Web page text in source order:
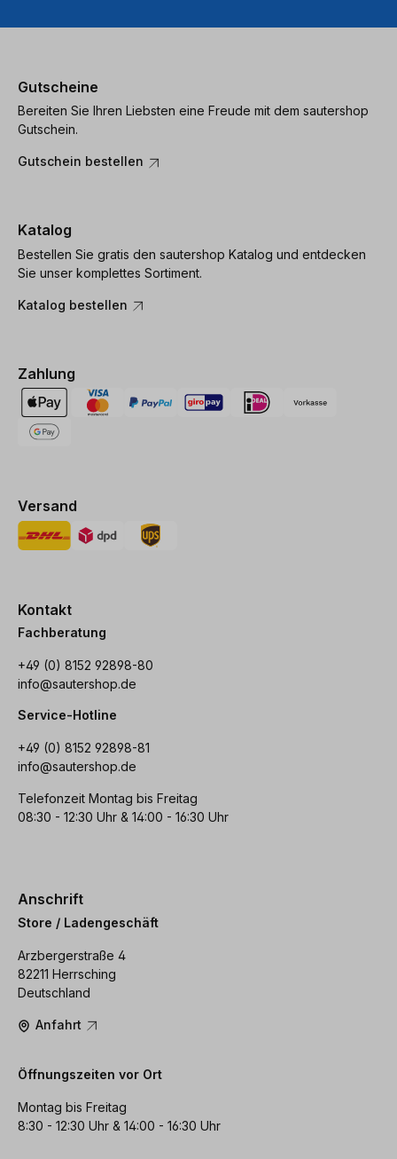
Gutscheine
Bereiten Sie Ihren Liebsten eine Freude mit dem sautershop
Gutschein.
Gutschein bestellen
Katalog
Bestellen Sie gratis den sautershop Katalog und entdecken
Sie unser komplettes Sortiment.
Katalog bestellen
Zahlung
Versand
Kontakt
Fachberatung
+49 (0) 8152 92898-80
info@sautershop.de
Service-Hotline
+49 (0) 8152 92898-81
info@sautershop.de
Telefonzeit Montag bis Freitag
08:30 - 12:30 Uhr & 14:00 - 16:30 Uhr
Anschrift
Store / Ladengeschäft
Arzbergerstraße 4
82211 Herrsching
Deutschland
Anfahrt
Öffnungszeiten vor Ort
Montag bis Freitag
8:30 - 12:30 Uhr & 14:00 - 16:30 Uhr